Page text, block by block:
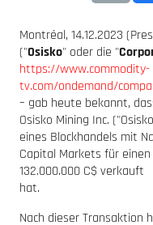
Montréal, 14.12.2023
("Osisko" oder die "
https://www.commodity-
tv.com/ondemand/
– gab heute bekannt,
Osisko Mining Inc.
eines Blockhandels mit
Capital Markets für
132.000.000 C$ verkauft
Nach dieser Transaktion